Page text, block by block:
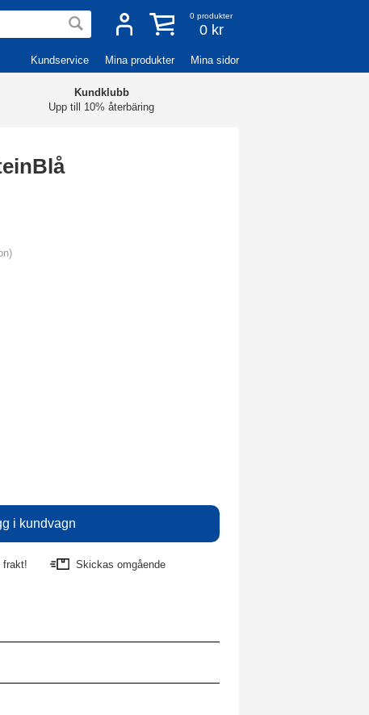
0 produkter
0 kr
Kundservice Mina produkter Mina sidor
Kundklubb
Upp till 10% återbäring
frakt! Skickas omgående